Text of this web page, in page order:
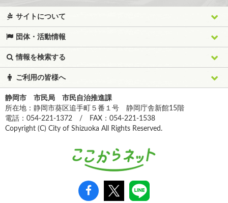
サイトについて
団体・活動情報
情報を検索する
ご利用の皆様へ
静岡市 市民局 市民自治推進課
所在地：静岡市葵区追手町５番１号 静岡庁舎新館15階
電話：054-221-1372 / FAX：054-221-1538
Copyright (C) City of Shizuoka All Rights Reserved.